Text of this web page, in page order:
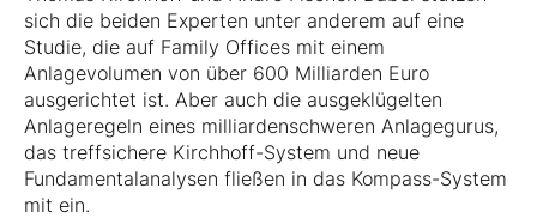
sich die beiden Experten unter anderem auf eine
Studie, die auf Family Offices mit einem
Anlagevolumen von über 600 Milliarden Euro
ausgerichtet ist. Aber auch die ausgeklügelten
Anlageregeln eines milliardenschweren Anlagegurus,
das treffsichere Kirchhoff-System und neue
Fundamentalanalysen fließen in das Kompass-System
mit ein.